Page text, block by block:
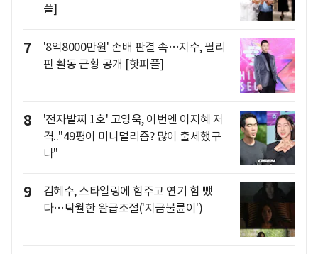
플]
7
'8억8000만원' 손배 판결 속…지수, 필리
핀 활동 근황 공개 [핫피플]
8
'전자발찌 1호' 고영욱, 이번엔 이지혜 저
격.."49평이 미니멀리즘? 많이 출세했구
나"
9
김혜수, 스타일링에 힘주고 연기 힘 뺐
다…탁월한 완급조절('지금불륜이')